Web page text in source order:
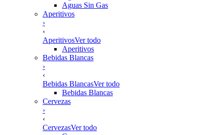
Aguas Sin Gas
Aperitivos
›
‹
AperitivosVer todo
Aperitivos
Bebidas Blancas
›
‹
Bebidas BlancasVer todo
Bebidas Blancas
Cervezas
›
‹
CervezasVer todo